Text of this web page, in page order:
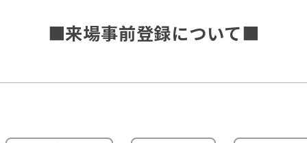
■来場事前登録について■